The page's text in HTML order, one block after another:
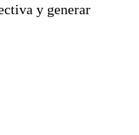
y generar